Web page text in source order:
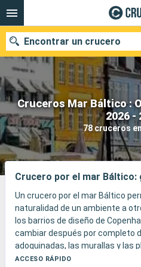
Cruceros Mar Báltico :
2026 -
78 cruceros
Encontrar un crucero
Nuestros destinos
Fecha de salida
Puertos
Crucero por el mar Báltico:
Un crucero por el mar Báltico
naturalidad de un ambiente a
los barrios de diseño de
cambiar después por completo
adoquinadas, las murallas y las
o Gdansk.
ACCESO RÁPIDO